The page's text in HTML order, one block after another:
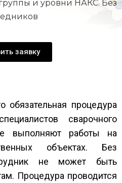
и уровни НАКС. Без
заявку
обязательная процедура
сварочного
выполняют работы на
объектах. Без
не может быть
Процедура проводится